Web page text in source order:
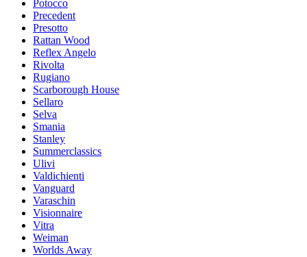
Potocco
Precedent
Presotto
Rattan Wood
Reflex Angelo
Rivolta
Rugiano
Scarborough House
Sellaro
Selva
Smania
Stanley
Summerclassics
Ulivi
Valdichienti
Vanguard
Varaschin
Visionnaire
Vitra
Weiman
Worlds Away